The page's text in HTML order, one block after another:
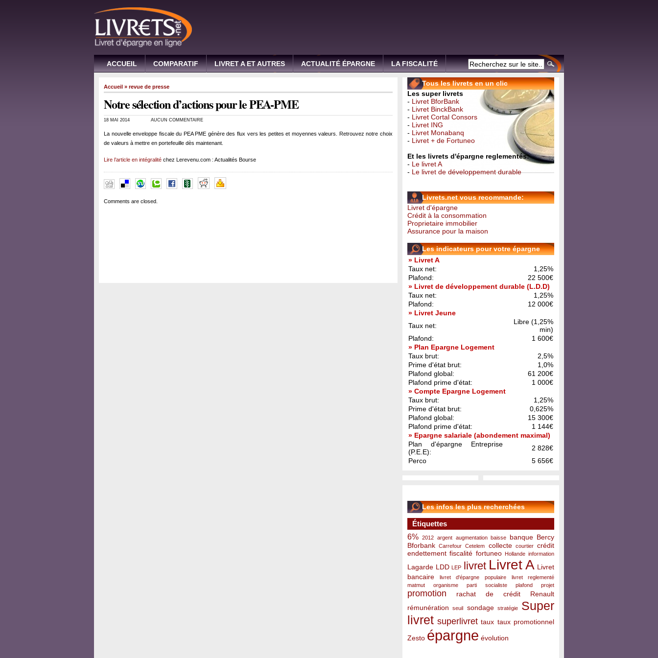
ACCUEIL COMPARATIF LIVRET A ET AUTRES ACTUALITÉ ÉPARGNE LA FISCALITÉ
Accueil » revue de presse
Notre sélection d’actions pour le PEA-PME
18 MAI 2014 AUCUN COMMENTAIRE
La nouvelle enveloppe fiscale du PEA PME génère des flux vers les petites et moyennes valeurs. Retrouvez notre choix
de valeurs à mettre en portefeuille dès maintenant.
Lire l’article en intégralité chez Lerevenu.com : Actualités Bourse
Comments are closed.
Tous les livrets en un clic
Les super livrets
- Livret BforBank
- Livret BinckBank
- Livret Cortal Consors
- Livret ING
- Livret Monabanq
- Livret + de Fortuneo
Et les livrets d'épargne reglementés:
- Le livret A
- Le livret de développement durable
Livrets.net vous recommande:
Livret d'épargne
Crédit à la consommation
Proprietaire immobilier
Assurance pour la maison
Les indicateurs pour votre épargne
» Livret A
Taux net:
1,25%
Plafond:
22 500€
» Livret de développement durable (L.D.D)
Taux net:
1,25%
Plafond:
12 000€
» Livret Jeune
Taux net:
Libre (1,25%
min)
Plafond:
1 600€
» Plan Epargne Logement
Taux brut:
2,5%
Prime d'état brut:
1,0%
Plafond global:
61 200€
Plafond prime d'état:
1 000€
» Compte Epargne Logement
Taux brut:
1,25%
Prime d'état brut:
0,625%
Plafond global:
15 300€
Plafond prime d'état:
1 144€
» Epargne salariale (abondement maximal)
Plan d'épargne Entreprise
(P.E.E):
2 828€
Perco
5 656€
Les infos les plus recherchées
Étiquettes
6% 2012 argent augmentation baisse banque Bercy
Bforbank
Carrefour Cetelem collecte courtier
crédit
endettement fiscalité fortuneo Hollande information
Lagarde LDD LEP livret Livret A Livret
bancaire
livret d'épargne populaire
livret reglementé
matmut
organisme parti socialiste plafond projet
promotion rachat de crédit
Renault
rémunération
seuil sondage stratégie
Super
livret superlivret taux taux promotionnel
Zesto épargne évolution